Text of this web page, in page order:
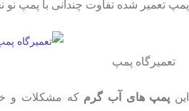
پمپ تعمیر شده تفاوت چندانی با پمپ نو
تعمیرگاه پمپ
این پمپ های آب گرم که مشکلات و